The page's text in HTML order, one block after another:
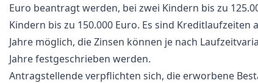
Euro beantragt werden, bei zwei Kindern bis zu
Kindern bis zu 150.000 Euro. Es sind Kreditlaufzeiten
Jahre möglich, die Zinsen können je nach
Jahre festgeschrieben werden.
Antragstellende verpflichten sich, die erworbene